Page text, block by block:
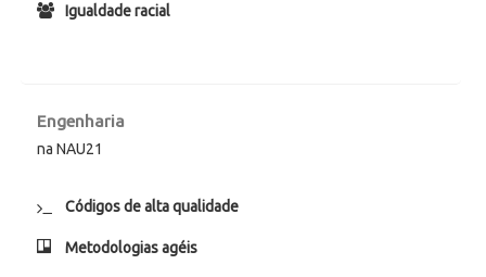
Igualdade racial
Engenharia
na NAU21
Códigos de alta qualidade
Metodologias agéis